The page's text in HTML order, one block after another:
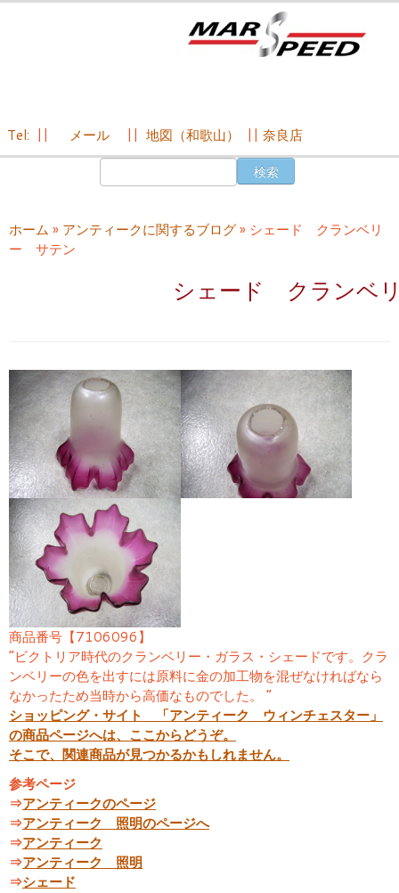
ン
ツ
Tel: メール 地図（和歌山） 奈良店
ホーム » アンティークに関するブログ» シェード クランベリ
ー サテン
シェード クランベ
商品番号【7106096】
“ビクトリア時代のクランベリー・ガラス・シェードです。クラ
ンベリーの色を出すには原料に金の加工物を混ぜなければなら
なかったため当時から高価なものでした。 “
ショッピング・サイト 「アンティーク ウィンチェスター」
の商品ページへは、ここからどうぞ。
そこで、関連商品が見つかるかもしれません。
参考ページ
⇒アンティークのページ
⇒アンティーク 照明のページへ
⇒アンティーク
⇒アンティーク 照明
⇒シェード